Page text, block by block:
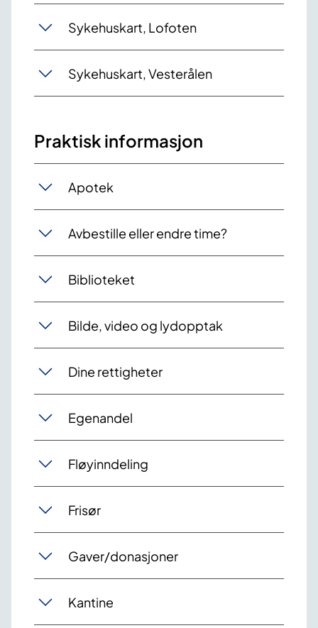
Sykehuskart, Lofoten
Sykehuskart, Vesterålen
Praktisk informasjon
Apotek
Avbestille eller endre time?
Biblioteket
Bilde, video og lydopptak
Dine rettigheter
Egenandel
Fløyinndeling
Frisør
Gaver/donasjoner
Kantine